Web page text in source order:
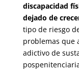
discapacidad
dejado de
tipo de riesgo
problemas que
adictivo de